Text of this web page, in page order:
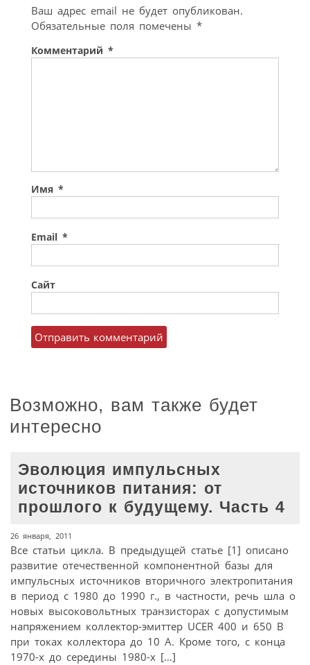
Ваш адрес email не будет опубликован.
Обязательные поля помечены *
Комментарий *
Имя *
Email *
Сайт
Возможно, вам также будет
интересно
Эволюция импульсных
источников питания: от
прошлого к будущему. Часть 4
26 января, 2011
Все статьи цикла. В предыдущей статье [1] описано
развитие отечественной компонентной базы для
импульсных источников вторичного электропитания
в период с 1980 до 1990 г., в частности, речь шла о
новых высоковольтных транзисторах с допустимым
напряжением коллектор-эмиттер UCER 400 и 650 В
при токах коллектора до 10 А. Кроме того, с конца
1970-х до середины 1980-х […]